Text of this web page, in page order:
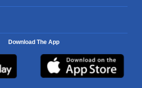
Download The App